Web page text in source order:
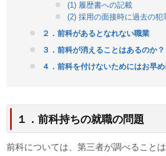
(1) 履歴書への記載
(2) 採用の面接時に過去の犯
２．前科があるとなれない職業
３．前科が消えることはあるのか？
４．前科を付けないためにはお早
１．前科持ちの就職の問題
前科については、第三者が調べることは